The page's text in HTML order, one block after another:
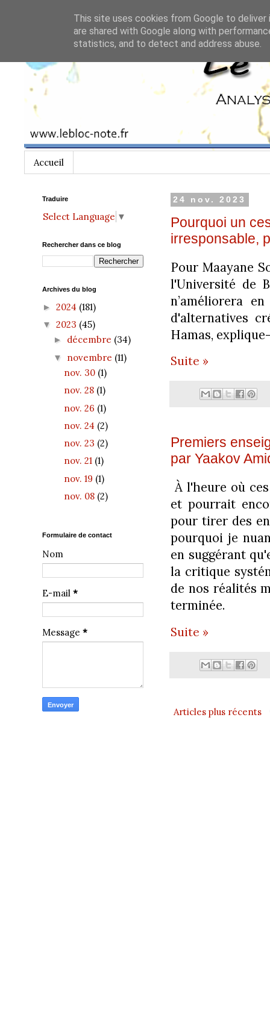
Accueil
24 nov. 2023
Pourquoi un
irresponsable,
Pour Maayane
l'Université de
n’améliorera
d'alternatives
Hamas,
Suite »
Premiers
par Yaakov
À l'heure où
et pourrait
pour tirer des
pourquoi je
en suggérant
la critique
de nos réalités
terminée.
Suite »
Articles plus récents
Traduire
Select Language ▼
Rechercher dans ce blog
Archives du blog
► 2024 (181)
▼ 2023 (45)
► décembre (34)
▼ novembre (11)
nov. 30 (1)
nov. 28 (1)
nov. 26 (1)
nov. 24 (2)
nov. 23 (2)
nov. 21 (1)
nov. 19 (1)
nov. 08 (2)
Formulaire de contact
Nom
E-mail *
Message *
This site uses cookies from Google to
are shared with Google along with
statistics, and to detect and address abuse.